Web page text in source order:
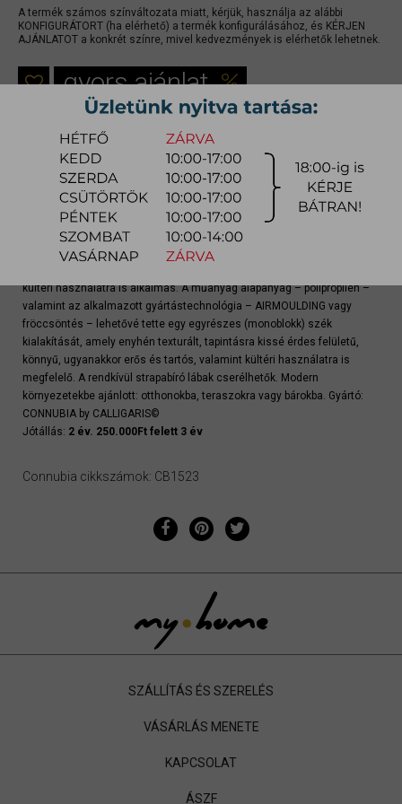
A termék számos színváltozata miatt, kérjük, használja az alábbi
KONFIGURÁTORT (ha elérhető) a termék konfigurálásához, és KÉRJEN
AJÁNLATOT a konkrét színre, mivel kedvezmények is elérhetők lehetnek.
gyors ajánlat
Szállítási módja:
bútorszállító
Készlet info:gyártásra
Szállítás, szerelés díjtáblázat (országos)
Az étkezőszék a 100 éves CALLIGARIS olasz, prémium bútorgyártó
kültéri használatra is alkalmas. A műanyag alapanyag – polipropilén –
valamint az alkalmazott gyártástechnológia – AIRMOULDING vagy
fröccsöntés – lehetővé tette egy egyrészes (monoblokk) szék
kialakítását, amely enyhén texturált, tapintásra kissé érdes felületű,
könnyű, ugyanakkor erős és tartós, valamint kültéri használatra is
megfelelő. A rendkívül strapabíró lábak cserélhetők. Modern
környezetekbe ajánlott: otthonokba, teraszokra vagy bárokba. Gyártó:
CONNUBIA by CALLIGARIS©
Jótállás: 2 év. 250.000Ft felett 3 év
Connubia cikkszámok: CB1523
SZÁLLÍTÁS ÉS SZERELÉS
VÁSÁRLÁS MENETE
KAPCSOLAT
ÁSZF